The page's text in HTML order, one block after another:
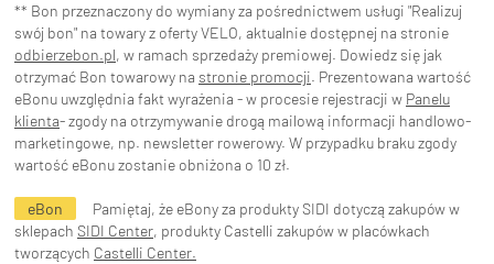
** Bon przeznaczony do wymiany za pośrednictwem usługi "Realizuj
swój bon" na towary z oferty VELO, aktualnie dostępnej na stronie
odbierzebon.pl, w ramach sprzedaży premiowej. Dowiedz się jak
otrzymać Bon towarowy na stronie promocji. Prezentowana wartość
eBonu uwzględnia fakt wyrażenia - w procesie rejestracji w Panelu
klienta- zgody na otrzymywanie drogą mailową informacji handlowo-
marketingowe, np. newsletter rowerowy. W przypadku braku zgody
wartość eBonu zostanie obniżona o 10 zł.
eBon
Pamiętaj, że eBony za produkty SIDI dotyczą zakupów w
sklepach SIDI Center, produkty Castelli zakupów w placówkach
tworzących Castelli Center.